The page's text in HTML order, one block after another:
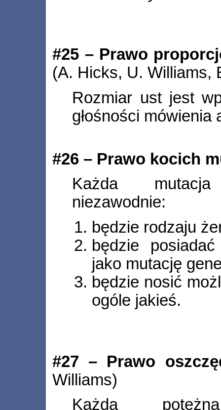
#25 – Prawo
(A. Hicks, U. Williams,
Rozmiar ust jest
głośności mówienia
#26 – Prawo kocich
Każda mutacja
niezawodnie:
będzie rodzaju
będzie
jako mutację
będzie nosić
ogóle jakieś.
#27 – Prawo
Williams)
Każda